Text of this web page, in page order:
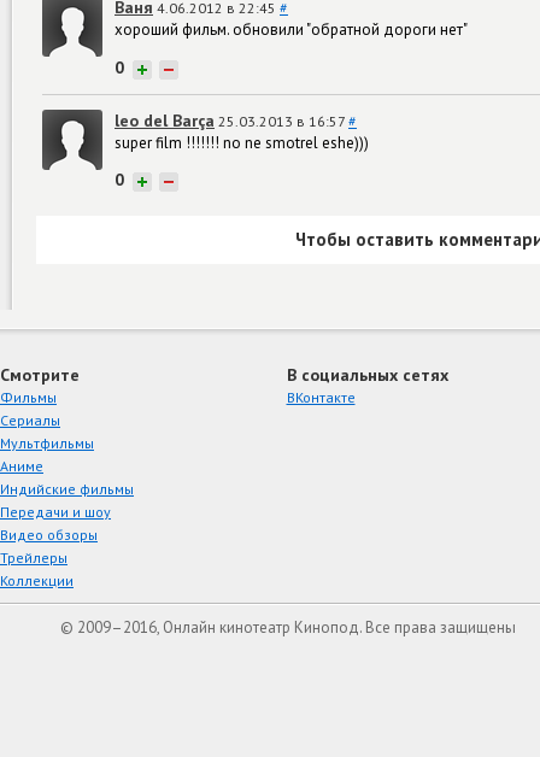
Ваня 4.06.2012 в 22:45 #
хороший фильм. обновили "обратной дороги нет"
0 + −
leo del Barça 25.03.2013 в 16:57 #
super film !!!!!!! no ne smotrel eshe)))
0 + −
Чтобы оставить
Смотрите
Фильмы
Сериалы
Мультфильмы
Аниме
Индийские фильмы
Передачи и шоу
Видео обзоры
Трейлеры
Коллекции
В социальных сетях
ВКонтакте
© 2009–2016, Онлайн кинотеатр Кинопод. Все права защищены